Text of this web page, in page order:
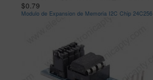
$0.79
Modulo de Expansion de Memoria I2C Chip 24C256